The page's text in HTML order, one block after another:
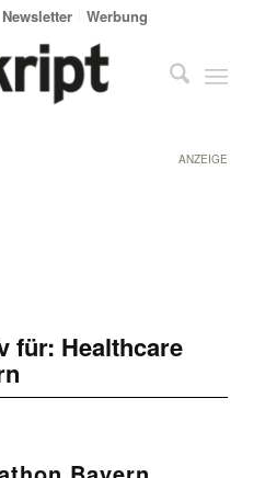
Newsletter Werbung
ANZEIGE
für: Healthcare